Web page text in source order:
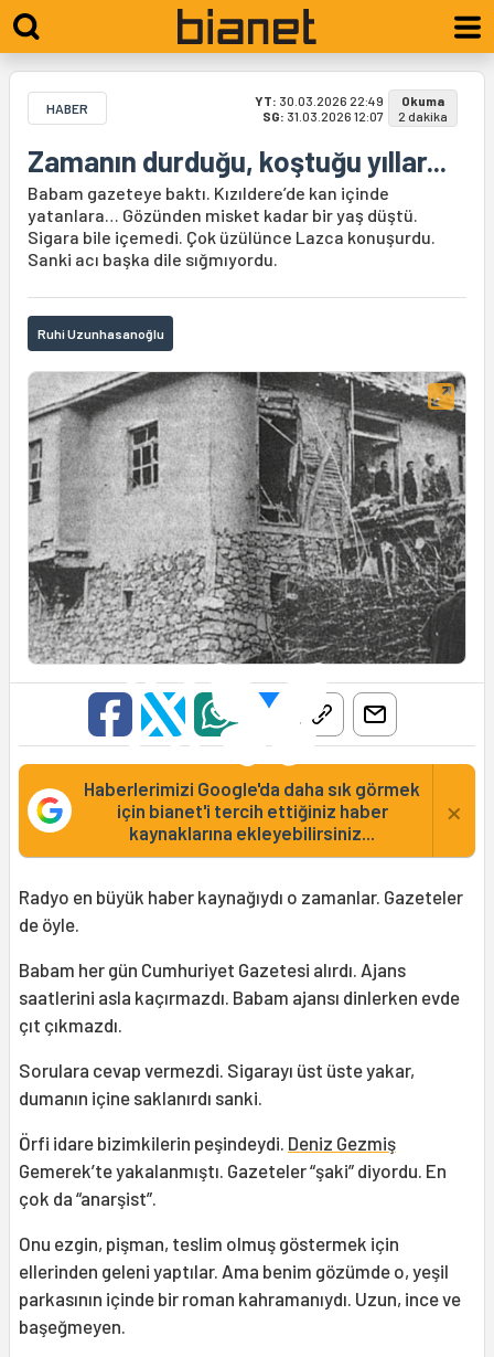
HABER YT: 30.03.2026 22:49
SG: 31.03.2026 12:07
Okuma
2 dakika
Zamanın durduğu, koştuğu yıllar...
Babam gazeteye baktı. Kızıldere’de kan içinde
yatanlara… Gözünden misket kadar bir yaş düştü.
Sigara bile içemedi. Çok üzülünce Lazca konuşurdu.
Sanki acı başka dile sığmıyordu.
Ruhi Uzunhasanoğlu
Haberlerimizi Google'da daha sık görmek
için bianet'i tercih ettiğiniz haber
kaynaklarına ekleyebilirsiniz...
×
Radyo en büyük haber kaynağıydı o zamanlar. Gazeteler
de öyle.
Babam her gün Cumhuriyet Gazetesi alırdı. Ajans
saatlerini asla kaçırmazdı. Babam ajansı dinlerken evde
çıt çıkmazdı.
Sorulara cevap vermezdi. Sigarayı üst üste yakar,
dumanın içine saklanırdı sanki.
Örfi idare bizimkilerin peşindeydi. Deniz Gezmiş
Gemerek’te yakalanmıştı. Gazeteler “şaki” diyordu. En
çok da “anarşist”.
Onu ezgin, pişman, teslim olmuş göstermek için
ellerinden geleni yaptılar. Ama benim gözümde o, yeşil
parkasının içinde bir roman kahramanıydı. Uzun, ince ve
başeğmeyen.